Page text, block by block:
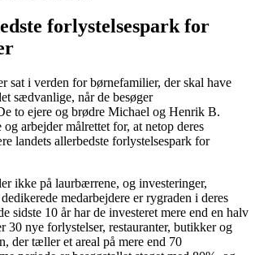
forlystelsespark for
sat i verden for børnefamilier, der skal have
sædvanlige, når de besøger
to ejere og brødre Michael og Henrik B.
arbejder målrettet for, at netop deres
landets allerbedste forlystelsespark for
ikke på laurbærrene, og investeringer,
medarbejdere er rygraden i deres
sidste 10 år har de investeret mere end en halv
30 nye forlystelser, restauranter, butikker og
der tæller et areal på mere end 70